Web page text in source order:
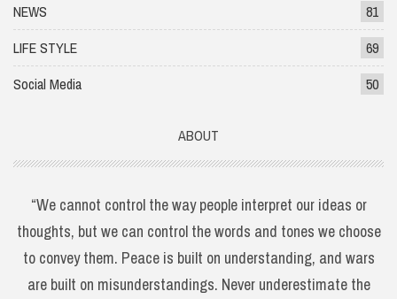
NEWS
81
LIFE STYLE
69
Social Media
50
ABOUT
“We cannot control the way people interpret our ideas or
thoughts, but we can control the words and tones we choose
to convey them. Peace is built on understanding, and wars
are built on misunderstandings. Never underestimate the